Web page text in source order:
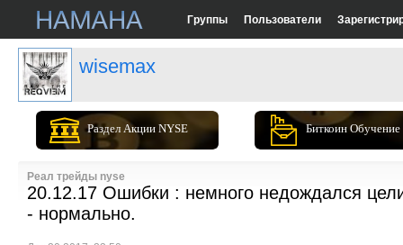
Группы Пользователи
wisemax
Раздел Акции NYSE Биткоин Обучение
Реал трейды nyse
20.12.17 Ошибки : немного недождался
- нормально.